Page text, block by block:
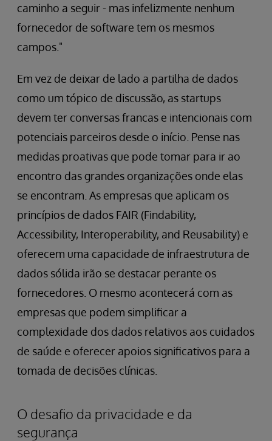
caminho a seguir - mas infelizmente nenhum
fornecedor de software tem os mesmos
campos."
Em vez de deixar de lado a partilha de dados
como um tópico de discussão, as startups
devem ter conversas francas e intencionais com
potenciais parceiros desde o início. Pense nas
medidas proativas que pode tomar para ir ao
encontro das grandes organizações onde elas
se encontram. As empresas que aplicam os
princípios de dados FAIR (Findability,
Accessibility, Interoperability, and Reusability) e
oferecem uma capacidade de infraestrutura de
dados sólida irão se destacar perante os
fornecedores. O mesmo acontecerá com as
empresas que podem simplificar a
complexidade dos dados relativos aos cuidados
de saúde e oferecer apoios significativos para a
tomada de decisões clínicas.
O desafio da privacidade e da
segurança